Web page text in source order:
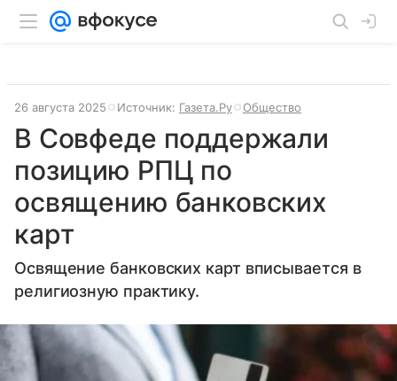
26 августа 2025 Источник: Газета.Ру Общество
В Совфеде поддержали
позицию РПЦ по
освящению банковских
карт
Освящение банковских карт вписывается в
религиозную практику.